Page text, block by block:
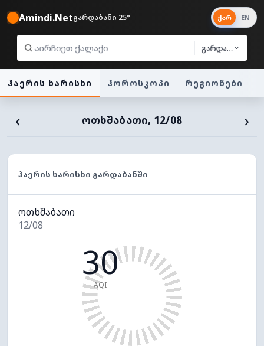
Amindi.Netგარდაბანი 25°
გარდაბანი
ქარ EN
ჰაერის ხარისხი ჰოროსკოპი რეგიონები
‹ ᲝᲗᲮᲨᲐᲑᲐᲗᲘ, 12/08 ›
ᲰᲐᲔᲠᲘᲡ ᲮᲐᲠᲘᲡᲮᲘ ᲒᲐᲠᲓᲐᲑᲐᲜᲨᲘ
ოთხშაბათი
12/08
30
AQI